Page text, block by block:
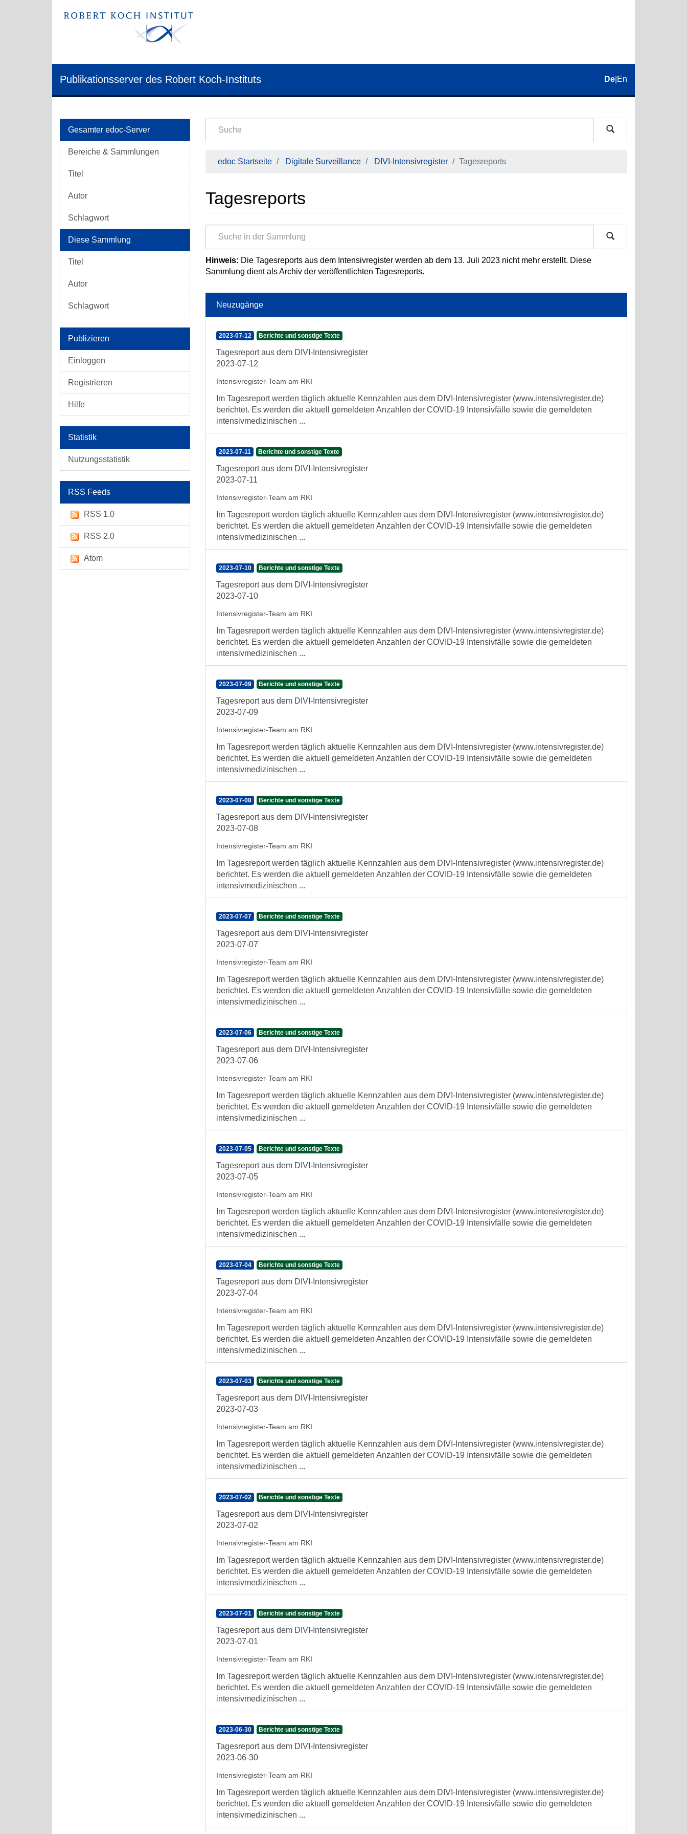
Publikationsserver des Robert Koch-Instituts De En
Gesamter edoc-Server
Bereiche & Sammlungen
Titel
Autor
Schlagwort
Diese Sammlung
Titel
Autor
Schlagwort
Publizieren
Einloggen
Registrieren
Hilfe
Statistik
Nutzungsstatistik
RSS Feeds
RSS 1.0
RSS 2.0
Atom
edoc Startseite Digitale Surveillance DIVI-Intensivregister Tagesreports
Tagesreports
Hinweis: Die Tagesreports aus dem Intensivregister werden ab dem 13. Juli 2023 nicht mehr erstellt. Diese
Sammlung dient als Archiv der veröffentlichten Tagesreports.
Neuzugänge
2023-07-12 Berichte und sonstige Texte
Tagesreport aus dem DIVI-Intensivregister
2023-07-12
Intensivregister-Team am RKI
Im Tagesreport werden täglich aktuelle Kennzahlen aus dem DIVI-Intensivregister (www.intensivregister.de)
berichtet. Es werden die aktuell gemeldeten Anzahlen der COVID-19 Intensivfälle sowie die gemeldeten
intensivmedizinischen ...
2023-07-11 Berichte und sonstige Texte
Tagesreport aus dem DIVI-Intensivregister
2023-07-11
Intensivregister-Team am RKI
Im Tagesreport werden täglich aktuelle Kennzahlen aus dem DIVI-Intensivregister (www.intensivregister.de)
berichtet. Es werden die aktuell gemeldeten Anzahlen der COVID-19 Intensivfälle sowie die gemeldeten
intensivmedizinischen ...
2023-07-10 Berichte und sonstige Texte
Tagesreport aus dem DIVI-Intensivregister
2023-07-10
Intensivregister-Team am RKI
Im Tagesreport werden täglich aktuelle Kennzahlen aus dem DIVI-Intensivregister (www.intensivregister.de)
berichtet. Es werden die aktuell gemeldeten Anzahlen der COVID-19 Intensivfälle sowie die gemeldeten
intensivmedizinischen ...
2023-07-09 Berichte und sonstige Texte
Tagesreport aus dem DIVI-Intensivregister
2023-07-09
Intensivregister-Team am RKI
Im Tagesreport werden täglich aktuelle Kennzahlen aus dem DIVI-Intensivregister (www.intensivregister.de)
berichtet. Es werden die aktuell gemeldeten Anzahlen der COVID-19 Intensivfälle sowie die gemeldeten
intensivmedizinischen ...
2023-07-08 Berichte und sonstige Texte
Tagesreport aus dem DIVI-Intensivregister
2023-07-08
Intensivregister-Team am RKI
Im Tagesreport werden täglich aktuelle Kennzahlen aus dem DIVI-Intensivregister (www.intensivregister.de)
berichtet. Es werden die aktuell gemeldeten Anzahlen der COVID-19 Intensivfälle sowie die gemeldeten
intensivmedizinischen ...
2023-07-07 Berichte und sonstige Texte
Tagesreport aus dem DIVI-Intensivregister
2023-07-07
Intensivregister-Team am RKI
Im Tagesreport werden täglich aktuelle Kennzahlen aus dem DIVI-Intensivregister (www.intensivregister.de)
berichtet. Es werden die aktuell gemeldeten Anzahlen der COVID-19 Intensivfälle sowie die gemeldeten
intensivmedizinischen ...
2023-07-06 Berichte und sonstige Texte
Tagesreport aus dem DIVI-Intensivregister
2023-07-06
Intensivregister-Team am RKI
Im Tagesreport werden täglich aktuelle Kennzahlen aus dem DIVI-Intensivregister (www.intensivregister.de)
berichtet. Es werden die aktuell gemeldeten Anzahlen der COVID-19 Intensivfälle sowie die gemeldeten
intensivmedizinischen ...
2023-07-05 Berichte und sonstige Texte
Tagesreport aus dem DIVI-Intensivregister
2023-07-05
Intensivregister-Team am RKI
Im Tagesreport werden täglich aktuelle Kennzahlen aus dem DIVI-Intensivregister (www.intensivregister.de)
berichtet. Es werden die aktuell gemeldeten Anzahlen der COVID-19 Intensivfälle sowie die gemeldeten
intensivmedizinischen ...
2023-07-04 Berichte und sonstige Texte
Tagesreport aus dem DIVI-Intensivregister
2023-07-04
Intensivregister-Team am RKI
Im Tagesreport werden täglich aktuelle Kennzahlen aus dem DIVI-Intensivregister (www.intensivregister.de)
berichtet. Es werden die aktuell gemeldeten Anzahlen der COVID-19 Intensivfälle sowie die gemeldeten
intensivmedizinischen ...
2023-07-03 Berichte und sonstige Texte
Tagesreport aus dem DIVI-Intensivregister
2023-07-03
Intensivregister-Team am RKI
Im Tagesreport werden täglich aktuelle Kennzahlen aus dem DIVI-Intensivregister (www.intensivregister.de)
berichtet. Es werden die aktuell gemeldeten Anzahlen der COVID-19 Intensivfälle sowie die gemeldeten
intensivmedizinischen ...
2023-07-02 Berichte und sonstige Texte
Tagesreport aus dem DIVI-Intensivregister
2023-07-02
Intensivregister-Team am RKI
Im Tagesreport werden täglich aktuelle Kennzahlen aus dem DIVI-Intensivregister (www.intensivregister.de)
berichtet. Es werden die aktuell gemeldeten Anzahlen der COVID-19 Intensivfälle sowie die gemeldeten
intensivmedizinischen ...
2023-07-01 Berichte und sonstige Texte
Tagesreport aus dem DIVI-Intensivregister
2023-07-01
Intensivregister-Team am RKI
Im Tagesreport werden täglich aktuelle Kennzahlen aus dem DIVI-Intensivregister (www.intensivregister.de)
berichtet. Es werden die aktuell gemeldeten Anzahlen der COVID-19 Intensivfälle sowie die gemeldeten
intensivmedizinischen ...
2023-06-30 Berichte und sonstige Texte
Tagesreport aus dem DIVI-Intensivregister
2023-06-30
Intensivregister-Team am RKI
Im Tagesreport werden täglich aktuelle Kennzahlen aus dem DIVI-Intensivregister (www.intensivregister.de)
berichtet. Es werden die aktuell gemeldeten Anzahlen der COVID-19 Intensivfälle sowie die gemeldeten
intensivmedizinischen ...